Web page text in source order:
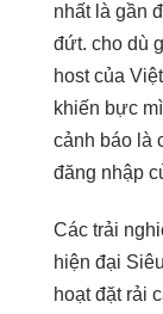
nhất là gần
đứt. cho dù
host của
khiến bực
cảnh báo là
đăng nhập
Các trải
hiện đại
hoạtđặt rải